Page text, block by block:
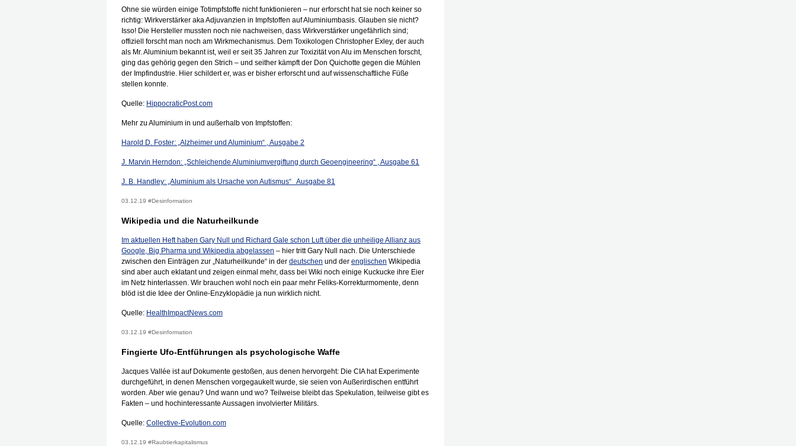
Ohne sie würden einige Totimpfstoffe nicht funktionieren – nur erforscht hat sie noch keiner so
richtig: Wirkverstärker aka Adjuvanzien in Impfstoffen auf Aluminiumbasis. Glauben sie nicht?
Isso! Die Hersteller mussten noch nie nachweisen, dass Wirkverstärker ungefährlich sind;
offiziell forscht man noch am Wirkmechanismus. Dem Toxikologen Christopher Exley, der auch
als Mr. Aluminium bekannt ist, weil er seit 35 Jahren zur Toxizität von Alu im Menschen forscht,
ging das gehörig gegen den Strich – und seither kämpft der Don Quichotte gegen die Mühlen
der Impfindustrie. Hier schildert er, was er bisher erforscht und auf wissenschaftliche Füße
stellen konnte.
Quelle: HippocraticPost.com
Mehr zu Aluminium in und außerhalb von Impfstoffen:
Harold D. Foster: „Alzheimer und Aluminium“ , Ausgabe 2
J. Marvin Herndon: „Schleichende Aluminiumvergiftung durch Geoengineering“ , Ausgabe 61
J. B. Handley: „Aluminium als Ursache von Autismus“ Ausgabe 81
03.12.19 #Desinformation
Wikipedia und die Naturheilkunde
Im aktuellen Heft haben Gary Null und Richard Gale schon Luft über die unheilige Allianz aus
Google, Big Pharma und Wikipedia abgelassen – hier tritt Gary Null nach. Die Unterschiede
zwischen den Einträgen zur „Naturheilkunde“ in der deutschen und der englischen Wikipedia
sind aber auch eklatant und zeigen einmal mehr, dass bei Wiki noch einige Kuckucke ihre Eier
im Netz hinterlassen. Wir brauchen wohl noch ein paar mehr Feliks-Korrekturmomente, denn
blöd ist die Idee der Online-Enzyklopädie ja nun wirklich nicht.
Quelle: HealthImpactNews.com
03.12.19 #Desinformation
Fingierte Ufo-Entführungen als psychologische Waffe
Jacques Vallée ist auf Dokumente gestoßen, aus denen hervorgeht: Die CIA hat Experimente
durchgeführt, in denen Menschen vorgegaukelt wurde, sie seien von Außerirdischen entführt
worden. Aber wie genau? Und wann und wo? Teilweise bleibt das Spekulation, teilweise gibt es
Fakten – und hochinteressante Aussagen involvierter Militärs.
Quelle: Collective-Evolution.com
03.12.19 #Raubtierkapitalismus